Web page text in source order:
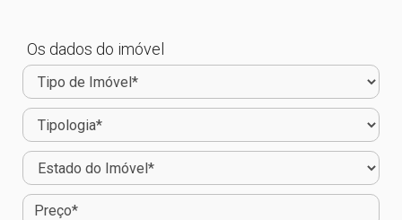
Os dados do imóvel